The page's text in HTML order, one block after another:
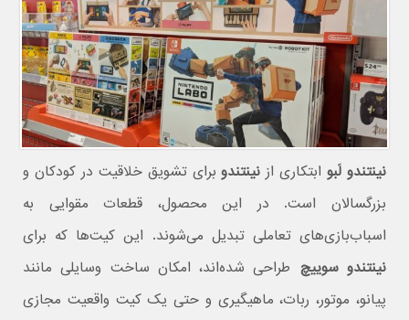
نینتندو لَبو ابتکاری از نینتندوبرای تشویق خلاقیت در کودکان و
بزرگسالان است. در این محصول، قطعات مقوایی به
اسباب‌بازی‌های تعاملی تبدیل می‌شوند. این کیت‌ها که برای
نینتندو سوییچ طراحی شده‌اند، امکان ساخت وسایلی مانند
پیانو، موتور، ربات، ماهیگیری و حتی یک کیت واقعیت مجازی